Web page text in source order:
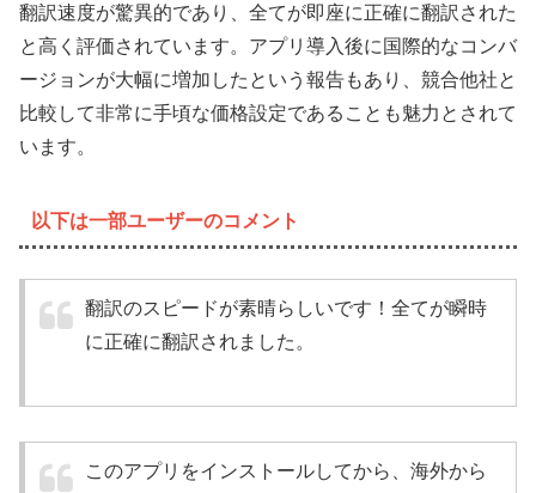
翻訳速度が驚異的であり、全てが即座に正確に翻訳された
と高く評価されています。アプリ導入後に国際的なコンバ
ージョンが大幅に増加したという報告もあり、競合他社と
比較して非常に手頃な価格設定であることも魅力とされて
います。
以下は一部ユーザーのコメント
翻訳のスピードが素晴らしいです！全てが瞬時
に正確に翻訳されました。
このアプリをインストールしてから、海外から